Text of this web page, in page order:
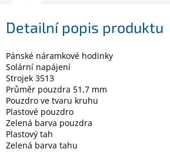
Velké
spotřebiče
Počítače
a
notebooky
Elektronika
Domácnost
Detailní popis produktu
Pánské náramkové hodinky
Solární napájení
Strojek 3513
Průměr pouzdra 51,7 mm
Pouzdro ve tvaru kruhu
Plastové pouzdro
Zelená barva pouzdra
Plastový tah
Zelená barva tahu